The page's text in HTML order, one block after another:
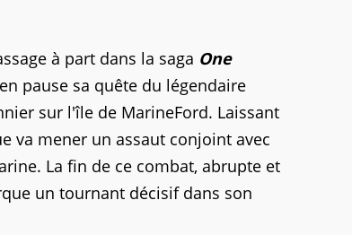
à part dans la saga One
pause sa quête du légendaire
sur l'île de MarineFord. Laissant
va mener un assaut conjoint avec
La fin de ce combat, abrupte et
un tournant décisif dans son